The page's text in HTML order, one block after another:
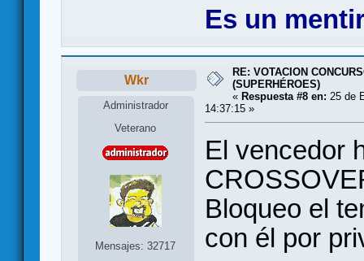
Es un
Wkr
Administrador
Veterano
Mensajes: 32717
RE: VOTACION
(SUPERHÉROES)
« Respuesta #8 en: 25 de
14:37:15 »
El vencedor
Bloqueo el
con él por